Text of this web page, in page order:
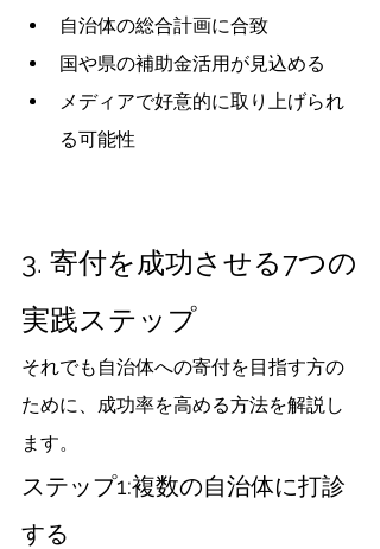
自治体の総合計画に合致
国や県の補助金活用が見込める
メディアで好意的に取り上げられ
る可能性
3. 寄付を成功させる7つの
実践ステップ
それでも自治体への寄付を目指す方の
ために、成功率を高める方法を解説し
ます。
ステップ1:複数の自治体に打診
する